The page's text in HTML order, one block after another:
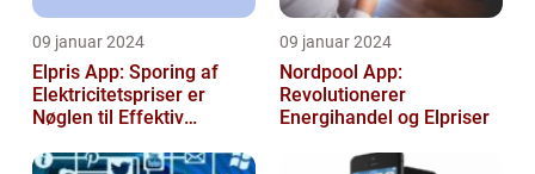
09 januar 2024
Elpris App: Sporing af
Elektricitetspriser er
Nøglen til Effektiv
09 januar 2024
Nordpool App:
Revolutionerer
Energihandel og Elpriser